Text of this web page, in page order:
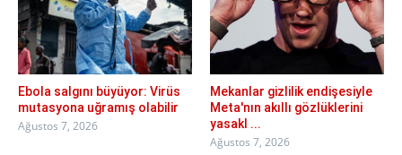
Ebola salgını büyüyor: Virüs
mutasyona uğramış olabilir
Ağustos 7, 2026
Mekanlar gizlilik endişesiyle
Meta'nın akıllı gözlüklerini
yasakl ...
Ağustos 7, 2026